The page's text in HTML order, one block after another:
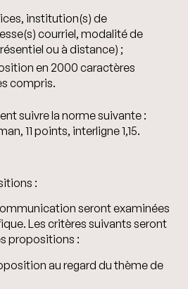
institution(s) de
courriel, modalité de
ou à distance) ;
en 2000 caractères
compris.
suivre la norme suivante :
11 points, interligne 1,15.
:
seront examinées
Les critères suivants seront
propositions :
au regard du thème de